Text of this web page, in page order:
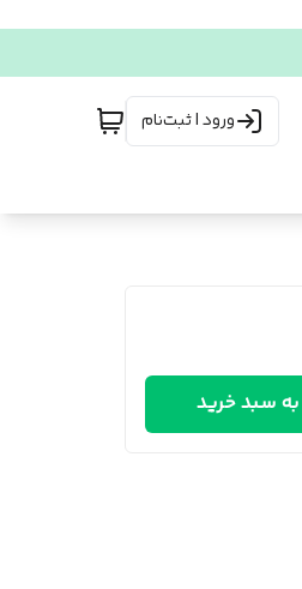
ورود | ثبت‌نام
سبد خرید